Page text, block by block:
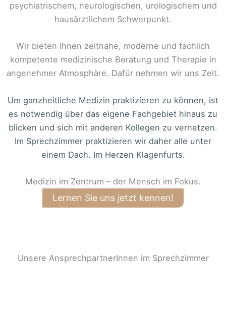
psychiatrischem, neurologischen, urologischem und
hausärztlichem Schwerpunkt.
Wir bieten Ihnen zeitnahe, moderne und fachlich
kompetente medizinische Beratung und Therapie in
angenehmer Atmosphäre. Dafür nehmen wir uns Zeit.
Um ganzheitliche Medizin praktizieren zu können, ist
es notwendig über das eigene Fachgebiet hinaus zu
blicken und sich mit anderen Kollegen zu vernetzen.
Im Sprechzimmer praktizieren wir daher alle unter
einem Dach. Im Herzen Klagenfurts.
Medizin im Zentrum – der Mensch im Fokus.
Lernen Sie uns jetzt kennen!
Unsere AnsprechpartnerInnen im Sprechzimmer